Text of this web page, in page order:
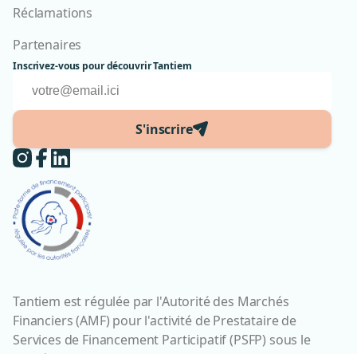
Réclamations
Partenaires
Inscrivez-vous pour découvrir Tantiem
S'inscrire
Tantiem est régulée par l'Autorité des Marchés
Financiers (AMF) pour l'activité de Prestataire de
Services de Financement Participatif (PSFP) sous le